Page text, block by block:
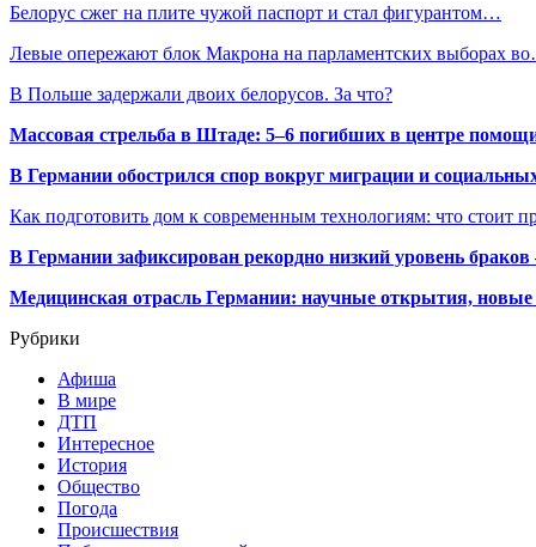
Белорус сжег на плите чужой паспорт и стал фигурантом…
Левые опережают блок Макрона на парламентских выборах
В Польше задержали двоих белорусов. За что?
Массовая стрельба в Штаде: 5–6 погибших в центре
В Германии обострился спор вокруг миграции и
Как подготовить дом к современным технологиям: что стоит
В Германии зафиксирован рекордно низкий уровень
Медицинская отрасль Германии: научные открытия, новые
Рубрики
Афиша
В мире
ДТП
Интересное
История
Общество
Погода
Происшествия